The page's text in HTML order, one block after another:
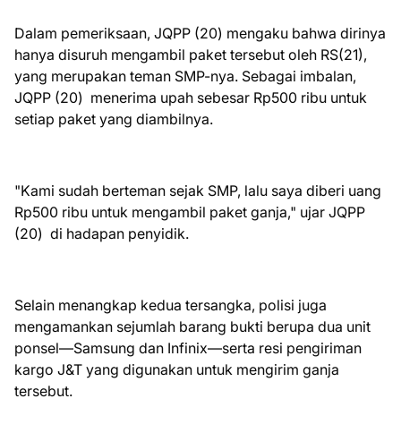
Dalam pemeriksaan, JQPP (20) mengaku bahwa dirinya
hanya disuruh mengambil paket tersebut oleh RS(21),
yang merupakan teman SMP-nya. Sebagai imbalan,
JQPP (20) menerima upah sebesar Rp500 ribu untuk
setiap paket yang diambilnya.
"Kami sudah berteman sejak SMP, lalu saya diberi uang
Rp500 ribu untuk mengambil paket ganja," ujar JQPP
(20) di hadapan penyidik.
Selain menangkap kedua tersangka, polisi juga
mengamankan sejumlah barang bukti berupa dua unit
ponsel—Samsung dan Infinix—serta resi pengiriman
kargo J&T yang digunakan untuk mengirim ganja
tersebut.